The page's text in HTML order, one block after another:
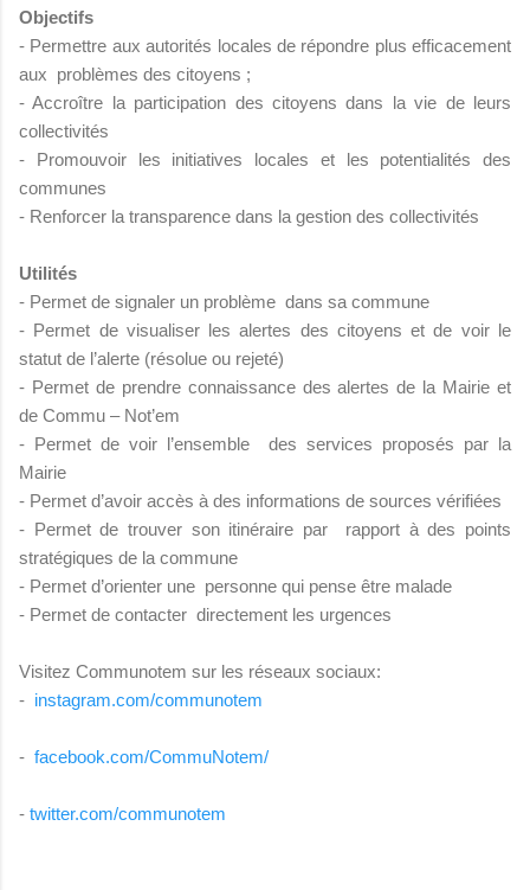
Objectifs
- Permettre aux autorités locales de répondre plus efficacement
aux problèmes des citoyens ;
- Accroître la participation des citoyens dans la vie de leurs
collectivités
- Promouvoir les initiatives locales et les potentialités des
communes
- Renforcer la transparence dans la gestion des collectivités
Utilités
- Permet de signaler un problème dans sa commune
- Permet de visualiser les alertes des citoyens et de voir le
statut de l’alerte (résolue ou rejeté)
- Permet de prendre connaissance des alertes de la Mairie et
de Commu – Not’em
- Permet de voir l’ensemble des services proposés par la
Mairie
- Permet d’avoir accès à des informations de sources vérifiées
- Permet de trouver son itinéraire par rapport à des points
stratégiques de la commune
- Permet d’orienter une personne qui pense être malade
- Permet de contacter directement les urgences
Visitez Communotem sur les réseaux sociaux:
- instagram.com/communotem
- facebook.com/CommuNotem/
- twitter.com/communotem